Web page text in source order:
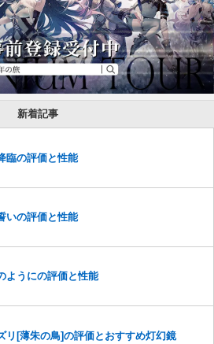
新着記事
臨の評価と性能
いの評価と性能
ようにの評価と性能
リ[薄朱の鳥]の評価とおすすめ灯幻鏡